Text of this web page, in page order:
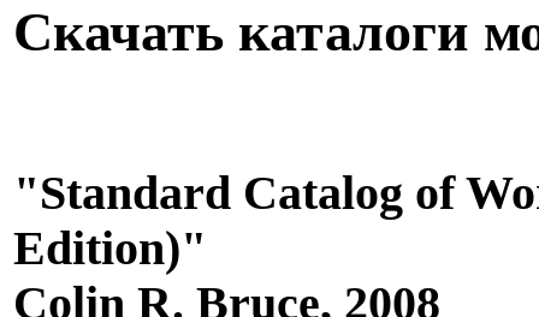
Скачать каталоги
"Standard Catalog of
Edition)"
Colin R. Bruce, 2008